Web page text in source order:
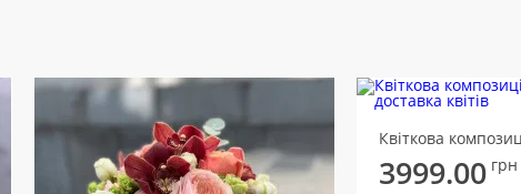
Квіткова
3999.00 грн